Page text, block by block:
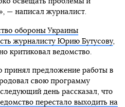
— написал журналист.
обороны Украины
журналисту Юрию Бутусову,
критиковал ведомство.
принял предложение работы в
свою программу
день рассказал, что
перестало выходить на